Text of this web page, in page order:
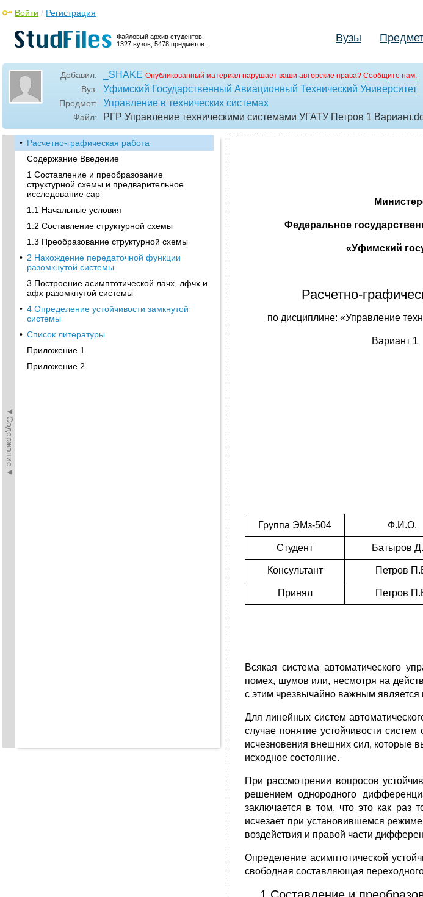
Файловый архив студентов.
1327 вузов, 5478 предметов.
Войти / Регистрация
Вузы
Добавил: _SHAKE Опубликованный материал нарушает ваши авторские права? Сообщите нам.
Вуз: Уфимский Государственный Авиационный Технический Университет
Предмет: Управление в технических системах
Файл: РГР Управление техническими системами УГАТУ Петров 1 Вариант
◄Содержание◄
• Расчетно-графическая работа
Содержание Введение
1 Составление и преобразование
структурной схемы и предварительное
исследование сар
1.1 Начальные условия
1.2 Составление структурной схемы
1.3 Преобразование структурной схемы
• 2 Нахождение передаточной функции
разомкнутой системы
3 Построение асимптотической лачх, лфчх и
афх разомкнутой системы
• 4 Определение устойчивости замкнутой
системы
• Список литературы
Приложение 1
Приложение 2
Федеральное
«Уфимский
Расчетно-
по дисциплине: «Управление
Вариант 1
Группа ЭМз-504 Ф.И.О.
Студент Батыров
Консультант Петров
Принял Петров
Всякая система автоматического
помех, шумов или, несмотря на
с этим чрезвычайно важным является
Для линейных систем
случае понятие устойчивости
исчезновения внешних сил, которые
исходное состояние.
При рассмотрении вопросов
решением однородного
заключается в том, что это как раз
исчезает при установившемся
воздействия и правой части
Определение асимптотической
свободная составляющая